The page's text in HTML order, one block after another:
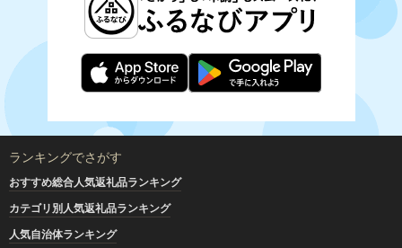
ランキングでさがす
おすすめ総合人気返礼品ランキング
カテゴリ別人気返礼品ランキング
人気自治体ランキング